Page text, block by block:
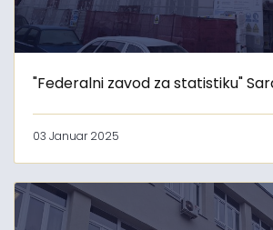
"Federalni zavod za statistiku"
03 Januar 2025